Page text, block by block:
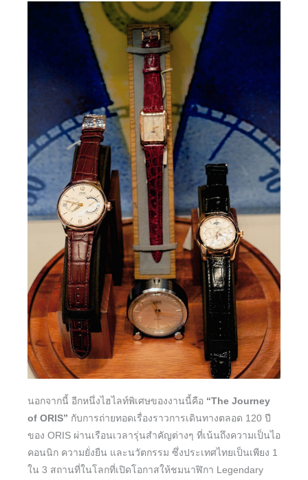
นอกจากนี้ อีกหนึ่งไฮไลท์พิเศษของงานนี้คือ “The Journey
of ORIS” กับการถ่ายทอดเรื่องราวการเดินทางตลอด 120 ปี
ของ ORIS ผ่านเรือนเวลารุ่นสำคัญต่างๆ ที่เน้นถึงความเป็นไอ
คอนนิก ความยั่งยืน และนวัตกรรม ซึ่งประเทศไทยเป็นเพียง 1
ใน 3 สถานที่ในโลกที่เปิดโอกาสให้ชมนาฬิกา Legendary